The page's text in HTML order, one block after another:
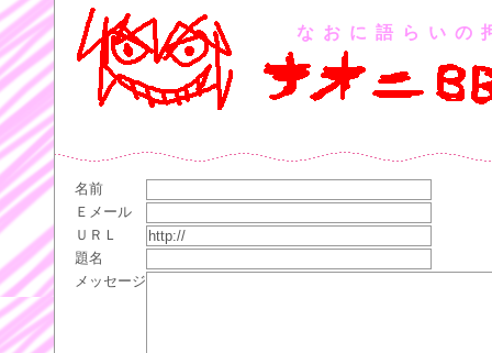
なおに語らいの
名前
Ｅメール
ＵＲＬ
題名
メッセージ